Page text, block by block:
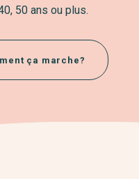
50 ans ou plus.
ça marche?